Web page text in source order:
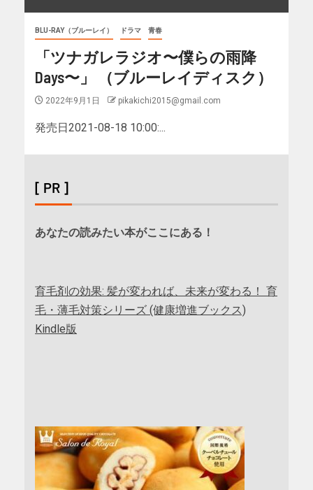
BLU-RAY（ブルーレイ） ドラマ 青春
「ツナガレラジオ〜僕らの雨降
Days〜」 （ブルーレイディスク）
2022年9月1日 pikakichi2015@gmail.com
発売日2021-08-18 10:00:...
[ PR ]
あなたの読みたい本がここにある！
育毛剤の効果: 髪が変われば、未来が変わる！ 育
毛・薄毛対策シリーズ (健康増進ブックス)
Kindle版